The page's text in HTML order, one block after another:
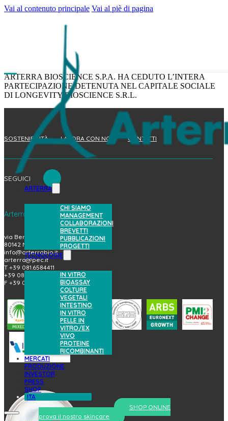
Vai al contenuto principale Vai al piè di pagina
ARTERRA
CHI SIAMO
MANAGEMENT
COLLABORAZIONI
BREVETTI
PUBBLICAZIONI
PROGETTI
TECNOLOGIE
IN VITRO
BIOASSAY
COLTURE
VEGETALI
INTESTINO
IN VITRO
PELLE IN
VITRO/EX
VIVO
PROTEINE
RICOMBINANTI
MERCATI
PRODUZIONE
INVESTOR
PRESS
SHOP
ITA
ARTERRA BIOSCIENCE S.P.A. HA CEDUTO L’INTERA
PARTECIPAZIONE DETENUTA NEL CAPITALE SOCIALE
DI LONGEVITY BIOSCIENCE S.R.L.
SOSTENIBILITÀ LAVORA CON NOI CONTATTI
SEGUICI
Arterra Bioscience S.p.A.
via Benedetto Brin, 69
80142 Napoli (Italy)
info@arterrabio.it
arterra@pec.it
T +39 081.6584411
+39 081.6584396
F +39 081.2144864
SHOP ONLINE
prova il nostro skincare